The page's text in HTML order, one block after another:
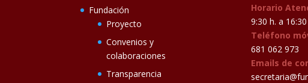
Fundación
Proyecto
Convenios y
colaboraciones
Transparencia
Horario
9:30 h. a 16:30
Teléfono
681 062 973
Emails de